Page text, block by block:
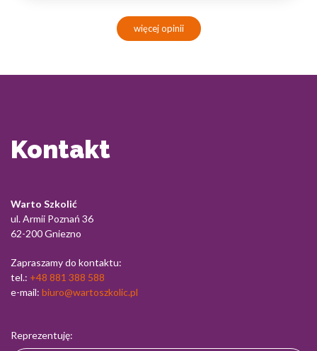
więcej opinii
Kontakt
Warto Szkolić
ul. Armii Poznań 36
62-200 Gniezno
Zapraszamy do kontaktu:
tel.: +48 881 388 588
e-mail: biuro@wartoszkolic.pl
Reprezentuję: